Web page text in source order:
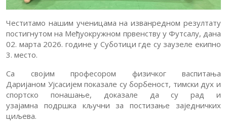
Критеријуми
оцењивања
Упис
Документа
Јавне
набавке
Честитамо нашим ученицама на изванредном резултату
постигнутом на Међуокружном првенству у Футсалу, дана
02. марта 2026. године у Суботици где су заузеле екипно
3. место.
Са својим професором физичког васпитања
Даријаном Ујсасијем показале су борбеност, тимски дух и
спортско понашање, доказале да су рад и
узајамна подршка кључни за постизање заједничких
циљева.